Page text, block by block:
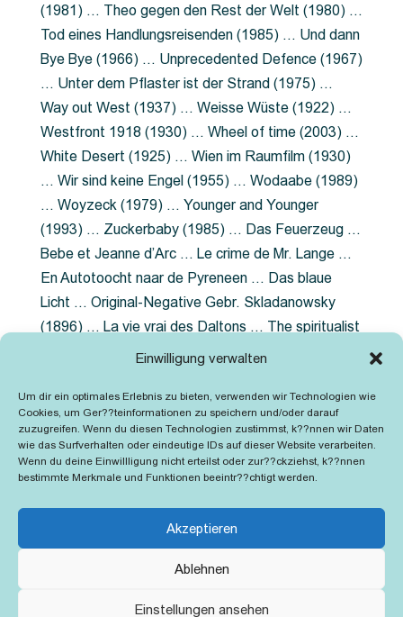
Einwilligung verwalten
Um dir ein optimales Erlebnis zu bieten, verwenden wir Technologien wie
Cookies, um Ger??teinformationen zu speichern und/oder darauf
zuzugreifen. Wenn du diesen Technologien zustimmst, k??nnen wir Daten
wie das Surfverhalten oder eindeutige IDs auf dieser Website verarbeiten.
Wenn du deine Einwillligung nicht erteilst oder zur??ckziehst, k??nnen
bestimmte Merkmale und Funktionen beeintr??chtigt werden.
Akzeptieren
Ablehnen
Einstellungen ansehen
(1981) … Theo gegen den Rest der Welt (1980) …
Tod eines Handlungsreisenden (1985) … Und dann
Bye Bye (1966) … Unprecedented Defence (1967)
… Unter dem Pflaster ist der Strand (1975) …
Way out West (1937) … Weisse Wüste (1922) …
Westfront 1918 (1930) … Wheel of time (2003) …
White Desert (1925) … Wien im Raumfilm (1930)
… Wir sind keine Engel (1955) … Wodaabe (1989)
… Woyzeck (1979) … Younger and Younger
(1993) … Zuckerbaby (1985) … Das Feuerzeug …
Bebe et Jeanne d’Arc … Le crime de Mr. Lange …
En Autotoocht naar de Pyreneen … Das blaue
Licht … Original-Negative Gebr. Skladanowsky
(1896) … La vie vrai des Daltons … The spiritualist
photographer … Feuer im Fjord … The Song of the
Grubenlampe … Tolstoy … Grün ist die Heide …
Lady Hamilton … Mütter verzaget nicht …
Ruttmann Werbefilme